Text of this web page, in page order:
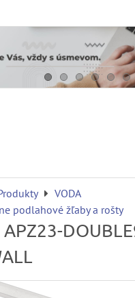
VODA
podlahové žľaby a rošty